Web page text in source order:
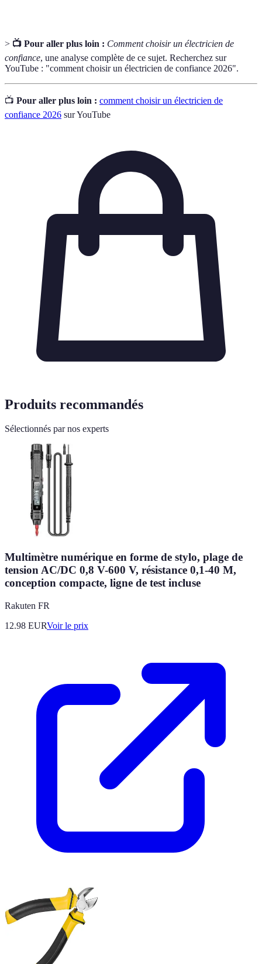
> 📺 Pour aller plus loin : Comment choisir un électricien de
confiance, une analyse complète de ce sujet. Recherchez sur
YouTube : "comment choisir un électricien de confiance 2026".
📺 Pour aller plus loin : comment choisir un électricien de
confiance 2026 sur YouTube
Produits recommandés
Sélectionnés par nos experts
Multimètre numérique en forme de stylo, plage de
tension AC/DC 0,8 V-600 V, résistance 0,1-40 M,
conception compacte, ligne de test incluse
Rakuten FR
12.98 EURVoir le prix